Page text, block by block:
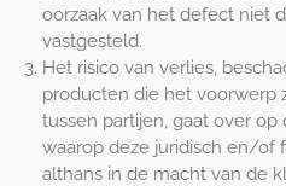
oorzaak van het defect niet
vastgesteld.
Het risico van verlies,
producten die het voorwerp
tussen partijen, gaat over
waarop deze juridisch en/of
althans in de macht van de